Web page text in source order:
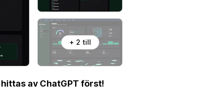
+ 2 till
av ChatGPT först!